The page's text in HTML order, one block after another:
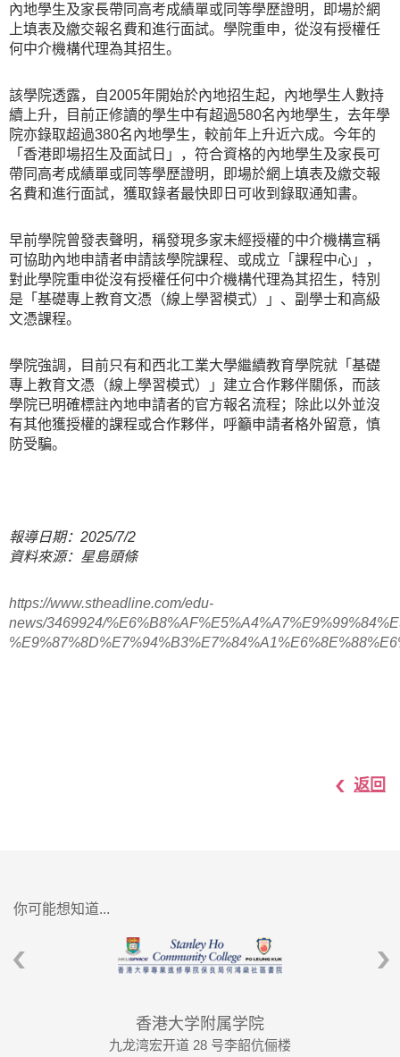
內地學生及家長帶同高考成績單或同等學歷證明，即場於網
上填表及繳交報名費和進行面試。學院重申，從沒有授權任
何中介機構代理為其招生。
該學院透露，自2005年開始於內地招生起，內地學生人數持
續上升，目前正修讀的學生中有超過580名內地學生，去年學
院亦錄取超過380名內地學生，較前年上升近六成。今年的
「香港即場招生及面試日」，符合資格的內地學生及家長可
帶同高考成績單或同等學歷證明，即場於網上填表及繳交報
名費和進行面試，獲取錄者最快即日可收到錄取通知書。
早前學院曾發表聲明，稱發現多家未經授權的中介機構宣稱
可協助內地申請者申請該學院課程、或成立「課程中心」，
對此學院重申從沒有授權任何中介機構代理為其招生，特別
是「基礎專上教育文憑（線上學習模式）」、副學士和高級
文憑課程。
學院強調，目前只有和西北工業大學繼續教育學院就「基礎
專上教育文憑（線上學習模式）」建立合作夥伴關係，而該
學院已明確標註內地申請者的官方報名流程；除此以外並沒
有其他獲授權的課程或合作夥伴，呼籲申請者格外留意，慎
防受騙。
報導日期：2025/7/2
資料來源：星島頭條
https://www.stheadline.com/edu-
news/3469924/
返回
你可能想知道...
香港大学附属学院
九龙湾宏开道 28 号李韶伉俪楼